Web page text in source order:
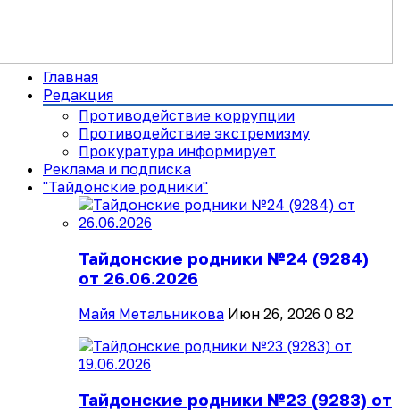
Главная
Редакция
Противодействие коррупции
Противодействие экстремизму
Прокуратура информирует
Реклама и подписка
"Тайдонские родники"
Тайдонские родники №24 (9284)
от 26.06.2026
Майя Метальникова Июн 26, 2026 0 82
Тайдонские родники №23 (9283) от